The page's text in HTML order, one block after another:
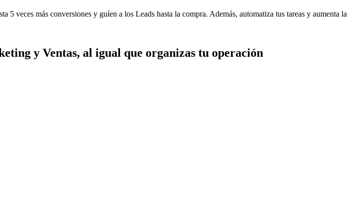
5 veces más conversiones y guíen a los Leads hasta la compra. Además, automatiza tus tareas y aumenta la
y Ventas, al igual que organizas tu operación